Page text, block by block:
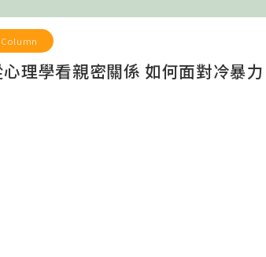
Column
心理學看親密關係 如何面對冷暴